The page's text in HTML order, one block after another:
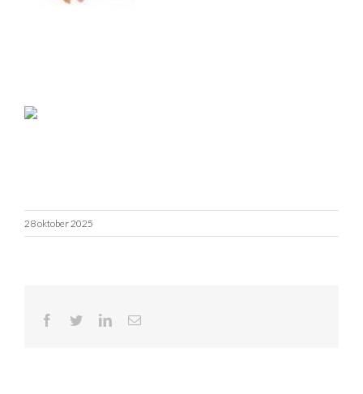
28 oktober 2025
Facebook LinkedInE-